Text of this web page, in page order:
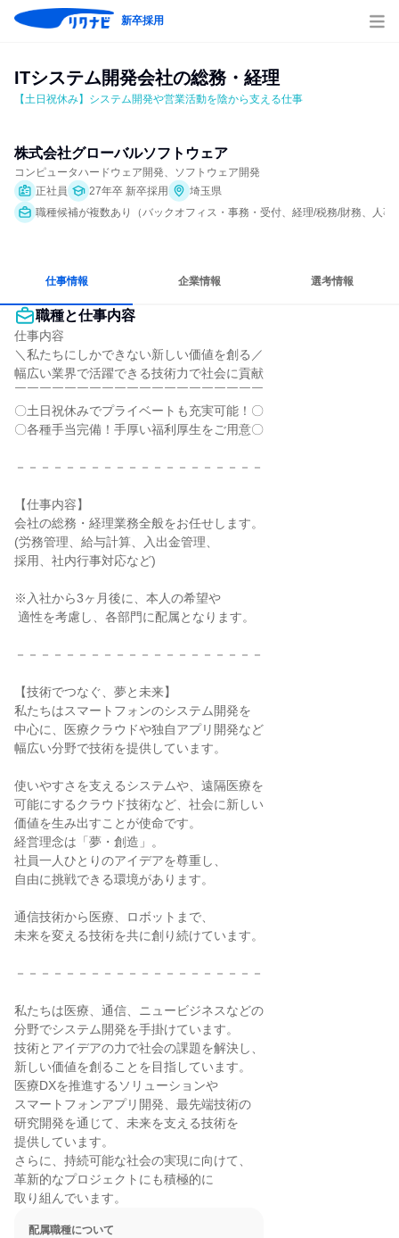
新卒採用
ITシステム開発会社の総務・経理
【土日祝休み】システム開発や営業活動を陰から支える仕事
株式会社グローバルソフトウェア
コンピュータハードウェア開発、ソフトウェア開発
正社員
27年卒 新卒採用
埼玉県
職種候補が複数あり（バックオフィス・事務・受付、経理/税務/財務、人事
仕事情報 企業情報 選考情報
職種と仕事内容
仕事内容
＼私たちにしかできない新しい価値を創る／
幅広い業界で活躍できる技術力で社会に貢献
￣￣￣￣￣￣￣￣￣￣￣￣￣￣￣￣￣￣￣￣
〇土日祝休みでプライベートも充実可能！〇
〇各種手当完備！手厚い福利厚生をご用意〇
－－－－－－－－－－－－－－－－－－－－
【仕事内容】
会社の総務・経理業務全般をお任せします。
(労務管理、給与計算、入出金管理、
採用、社内行事対応など)
※入社から3ヶ月後に、本人の希望や
－－－－－－－－－－－－－－－－－－－－
【技術でつなぐ、夢と未来】
私たちはスマートフォンのシステム開発を
中心に、医療クラウドや独自アプリ開発など
幅広い分野で技術を提供しています。
使いやすさを支えるシステムや、遠隔医療を
可能にするクラウド技術など、社会に新しい
価値を生み出すことが使命です。
経営理念は「夢・創造」。
社員一人ひとりのアイデアを尊重し、
自由に挑戦できる環境があります。
通信技術から医療、ロボットまで、
未来を変える技術を共に創り続けています。
－－－－－－－－－－－－－－－－－－－－
私たちは医療、通信、ニュービジネスなどの
分野でシステム開発を手掛けています。
技術とアイデアの力で社会の課題を解決し、
新しい価値を創ることを目指しています。
医療DXを推進するソリューションや
スマートフォンアプリ開発、最先端技術の
研究開発を通じて、未来を支える技術を
提供しています。
さらに、持続可能な社会の実現に向けて、
革新的なプロジェクトにも積極的に
取り組んでいます。
配属職種について